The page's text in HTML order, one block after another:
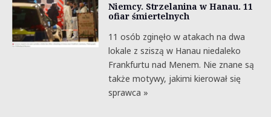
Niemcy. Strzelanina w Hanau. 11
ofiar śmiertelnych
11 osób zginęło w atakach na dwa
lokale z sziszą w Hanau niedaleko
Frankfurtu nad Menem. Nie znane są
także motywy, jakimi kierował się
sprawca »